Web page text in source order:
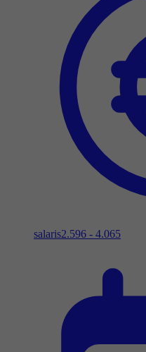
salaris2.596 - 4.065